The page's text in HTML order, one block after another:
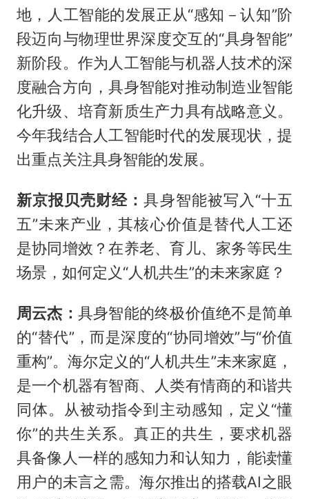
地，人工智能的发展正从“感知－认知”阶
段迈向与物理世界深度交互的“具身智能”
新阶段。作为人工智能与机器人技术的深
度融合方向，具身智能对推动制造业智能
化升级、培育新质生产力具有战略意义。
今年我结合人工智能时代的发展现状，提
出重点关注具身智能的发展。
新京报贝壳财经：具身智能被写入“十五
五”未来产业，其核心价值是替代人工还
是协同增效？在养老、育儿、家务等民生
场景，如何定义“人机共生”的未来家庭？
周云杰： 具身智能的终极价值绝不是简单
的“替代”，而是深度的“协同增效”与“价值
重构”。海尔定义的“人机共生”未来家庭，
是一个机器有智商、人类有情商的和谐共
同体。从被动指令到主动感知，定义“懂
你”的共生关系。真正的共生，要求机器
具备像人一样的感知力和认知力，能读懂
用户的未言之需。海尔推出的搭载AI之眼